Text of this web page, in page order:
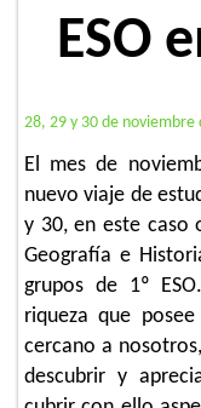
ESO
28, 29 y 30 de noviembre
El mes de
nuevo viaje de
y 30, en este caso
Geografía e
grupos de 1º
riqueza que
cercano a
descubrir y